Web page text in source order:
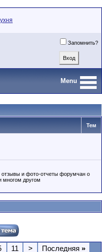
Запомнить?
Menu
Тем
и фото-отчеты форумчан о
многом другом
11 > Последняя »